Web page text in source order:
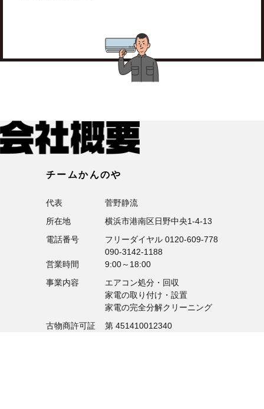
チームかんのや
代表
菅野静流
所在地
横浜市港南区日野中央1-4-13
電話番号
フリーダイヤル 0120-609-778
090-3142-1188
営業時間
9:00～18:00
事業内容
エアコン処分・回収
家電の取り付け・設置
家電の完全分解クリーニング
古物商許可証
第 451410012340